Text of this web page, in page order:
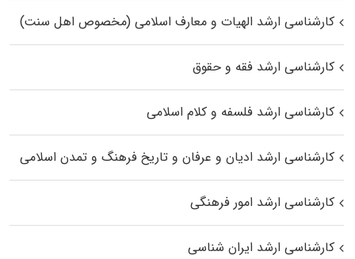
کارشناسی ارشد الهیات و معارف اسلامی (مخصوص اهل سنت)
کارشناسی ارشد فقه و حقوق
کارشناسی ارشد فلسفه و کلام اسلامی
کارشناسی ارشد ادیان و عرفان و تاریخ فرهنگ و تمدن اسلامی
کارشناسی ارشد امور فرهنگی
کارشناسی ارشد ایران شناسی